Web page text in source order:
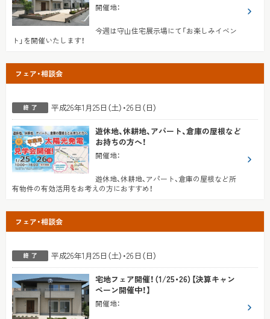
開催地：
今週は守山住宅展示場にて「お楽しみイベン
ト」を開催いたします！
フェア・相談会
平成26年1月25日（土）・26日（日）
遊休地、休耕地、アパート、倉庫の屋根など
お持ちの方へ！
開催地：
遊休地、休耕地、アパート、倉庫の屋根など所
有物件の有効活用をお考えの方におすすめ！
フェア・相談会
平成26年1月25日（土）・26日（日）
宅地フェア開催！（1/25・26）【決算キャン
ペーン開催中！】
開催地：